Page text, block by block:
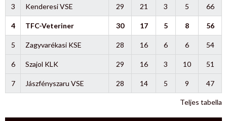
3 Kenderesi VSE 29 21 3 5 66
4 TFC-Veteriner 30 17 5 8 56
5 Zagyvarékasi KSE 28 16 6 6 54
6 Szajol KLK 29 16 3 10 51
7 Jászfényszaru VSE 28 14 5 9 47
Teljes tabella